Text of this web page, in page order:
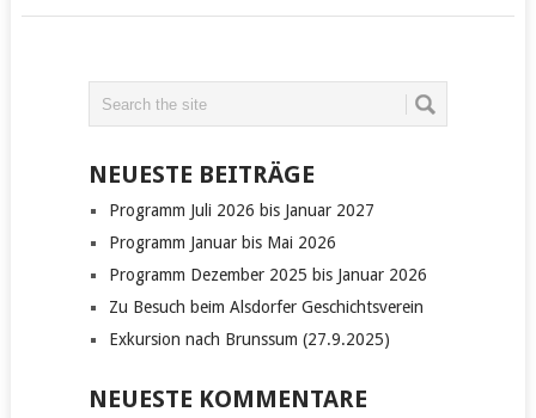
NEUESTE BEITRÄGE
Programm Juli 2026 bis Januar 2027
Programm Januar bis Mai 2026
Programm Dezember 2025 bis Januar 2026
Zu Besuch beim Alsdorfer Geschichtsverein
Exkursion nach Brunssum (27.9.2025)
NEUESTE KOMMENTARE